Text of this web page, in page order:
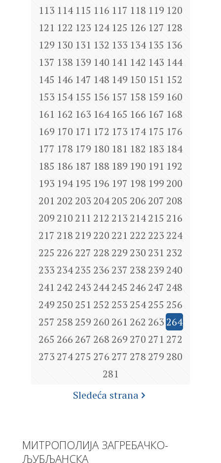
113 114 115 116 117 118 119 120
121 122 123 124 125 126 127 128
129 130 131 132 133 134 135 136
137 138 139 140 141 142 143 144
145 146 147 148 149 150 151 152
153 154 155 156 157 158 159 160
161 162 163 164 165 166 167 168
169 170 171 172 173 174 175 176
177 178 179 180 181 182 183 184
185 186 187 188 189 190 191 192
193 194 195 196 197 198 199 200
201 202 203 204205 206 207 208
209 210 211 212 213 214215 216
217 218 219 220 221 222 223 224
225 226 227 228 229 230 231 232
233 234235 236 237 238 239 240
241 242 243 244245 246 247 248
249 250 251 252 253 254255 256
257 258 259 260 261 262 263 264
265 266 267 268 269 270 271 272
273 274275 276 277 278 279 280
281
Sledeća strana
МИТРОПОЛИЈА ЗАГРЕБАЧКО-
ЉУБЉАНСКА